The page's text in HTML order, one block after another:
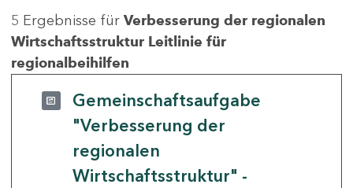
5 Ergebnisse für Verbesserung der regionalen
Wirtschaftsstruktur Leitlinie für
regionalbeihilfen
Gemeinschaftsaufgabe
"Verbesserung der
regionalen
Wirtschaftsstruktur" -